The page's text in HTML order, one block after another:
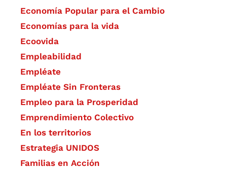
Economía Popular para el Cambio
Economías para la vida
Ecoovida
Empleabilidad
Empléate
Empléate Sin Fronteras
Empleo para la Prosperidad
Emprendimiento Colectivo
En los territorios
Estrategia UNIDOS
Familias en Acción